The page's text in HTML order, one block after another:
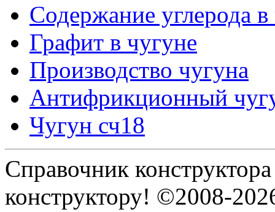
Содержание углерода в
Графит в чугуне
Производство чугуна
Антифрикционный
Чугун сч18
Справочник
конструктору! ©2008-